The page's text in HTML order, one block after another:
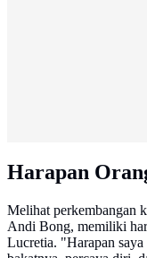
Harapan
Melihat perkembangan
Andi Bong, memiliki
Lucretia. "Harapan saya